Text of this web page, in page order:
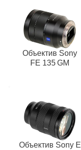
Объектив Sony
FE 135 GM
Объектив Sony E